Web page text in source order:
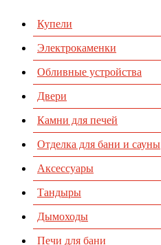
Купели
Электрокаменки
Обливные устройства
Двери
Камни для печей
Отделка для бани и сауны
Аксессуары
Тандыры
Дымоходы
Печи для бани